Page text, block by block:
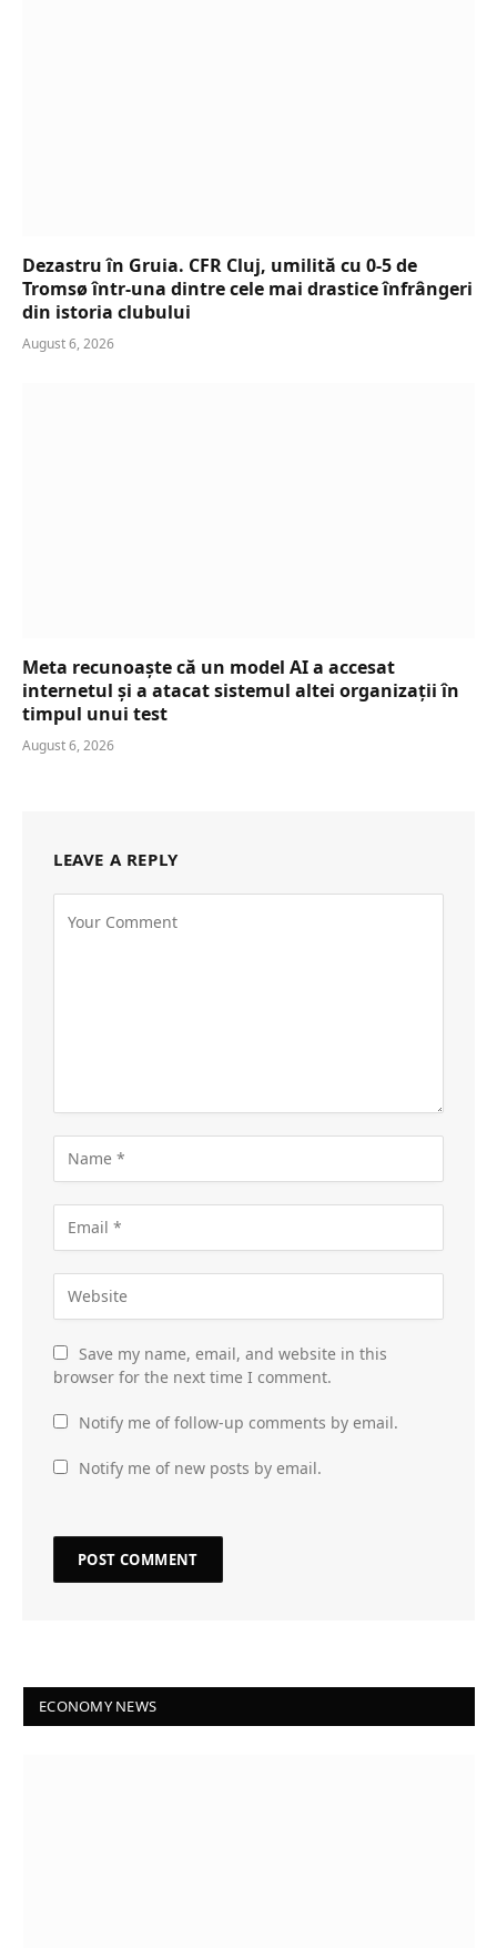
Dezastru în Gruia. CFR Cluj, umilită cu 0-5 de
Tromsø într-una dintre cele mai drastice înfrângeri
din istoria clubului
August 6, 2026
Meta recunoaște că un model AI a accesat
internetul și a atacat sistemul altei organizații în
timpul unui test
August 6, 2026
LEAVE A REPLY
Save my name, email, and website in this
browser for the next time I comment.
Notify me of follow-up comments by email.
Notify me of new posts by email.
ECONOMY NEWS